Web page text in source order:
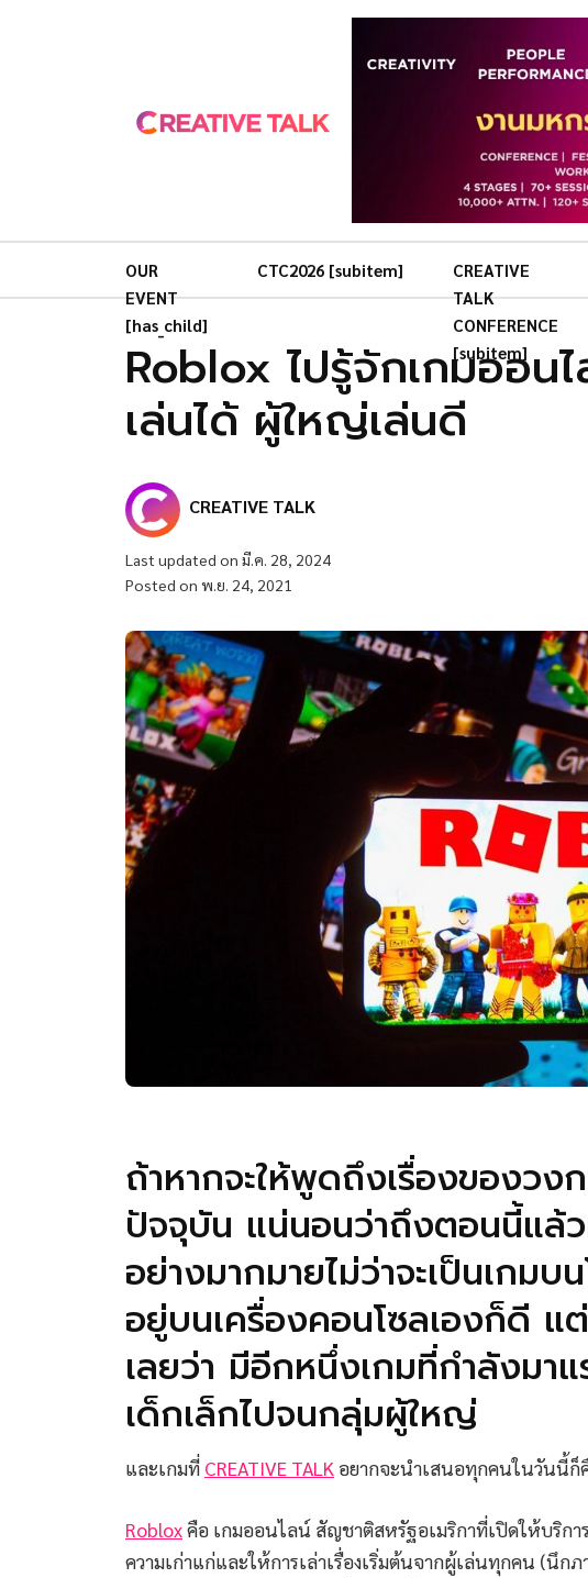
OUR
EVENT
[has_child]
CTC2026 [subitem]
CREATIVE
TALK
CONFERENCE
[subitem]
Roblox ไปรู้จักเกมออน
เล่นได้ ผู้ใหญ่เล่นดี
CREATIVE TALK
Last updated on มี.ค. 28, 2024
Posted on พ.ย. 24, 2021
ถ้าหากจะให้พูดถึงเรื่องของวง
ปัจจุบัน แน่นอนว่าถึงตอนนี้แล้
อย่างมากมายไม่ว่าจะเป็นเกม
อยู่บนเครื่องคอนโซลเองก็ดี
เลยว่า มีอีกหนึ่งเกมที่กำลังมา
เด็กเล็กไปจนกลุ่มผู้ใหญ่
และเกมที่ CREATIVE TALK อยากจะนำเสนอทุกคนในวันนี้ก็
Robloxคือ เกมออนไลน์ สัญชาติสหรัฐอเมริกาที่เปิดให้บริก
ความเก่าแก่และให้การเล่าเรื่องเริ่มต้นจากผู้เล่นทุกคน (นึก